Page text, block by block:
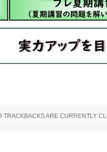
TRACKBACKS ARE CURRENTLY